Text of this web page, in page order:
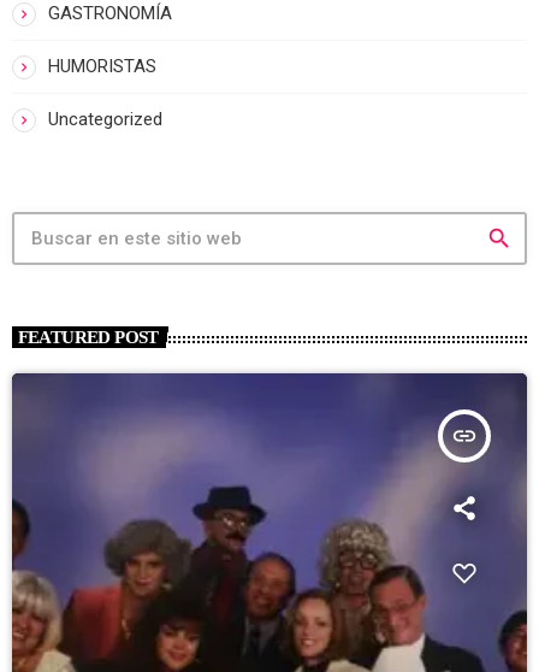
GASTRONOMÍA
HUMORISTAS
Uncategorized
search
FEATURED POST
insert_link